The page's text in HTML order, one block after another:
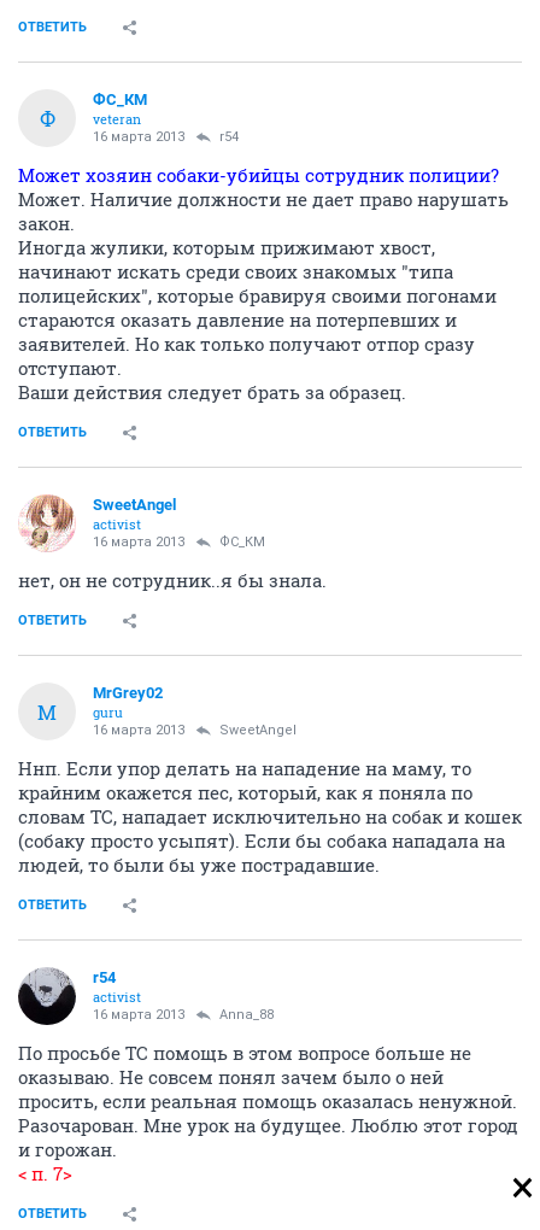
ОТВЕТИТЬ
Ф
ФС_КМ
veteran
16 марта 2013 r54
Может хозяин собаки-убийцы сотрудник полиции?
Может. Наличие должности не дает право нарушать
закон.
Иногда жулики, которым прижимают хвост,
начинают искать среди своих знакомых "типа
полицейских", которые бравируя своими погонами
стараются оказать давление на потерпевших и
заявителей. Но как только получают отпор сразу
отступают.
Ваши действия следует брать за образец.
ОТВЕТИТЬ
SweetAngel
activist
16 марта 2013 ФС_КМ
нет, он не сотрудник..я бы знала.
ОТВЕТИТЬ
M
MrGrey02
guru
16 марта 2013 SweetAngel
Ннп. Если упор делать на нападение на маму, то
крайним окажется пес, который, как я поняла по
словам ТС, нападает исключительно на собак и кошек
(собаку просто усыпят). Если бы собака нападала на
людей, то были бы уже пострадавшие.
ОТВЕТИТЬ
r54
activist
16 марта 2013 Anna_88
По просьбе ТС помощь в этом вопросе больше не
оказываю. Не совсем понял зачем было о ней
просить, если реальная помощь оказалась ненужной.
Разочарован. Мне урок на будущее. Люблю этот город
и горожан.
< п. 7>
ОТВЕТИТЬ